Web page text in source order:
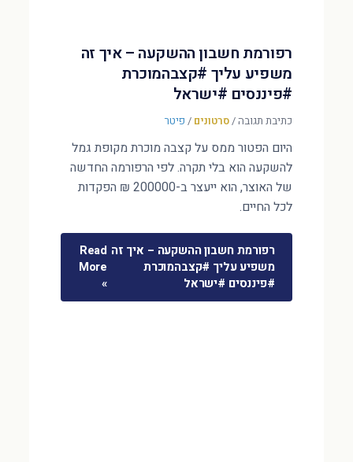
רפורמת חשבון ההשקעה – איך זה
משפיע עליך #קצבהמוכרת
#פיננסים #ישראל
כתיבת תגובה/סרטונים / פיטר
היום הפטור ממס על קצבה מוכרת מקופת גמל
להשקעה הוא בלי תקרה. לפי הרפורמה החדשה
של האוצר, הוא ייעצר ב-200000 ₪ הפקדות
לכל החיים.
רפורמת חשבון ההשקעה – איך זה
משפיע עליך #קצבהמוכרת
#פיננסים #ישראל
Read
More
»